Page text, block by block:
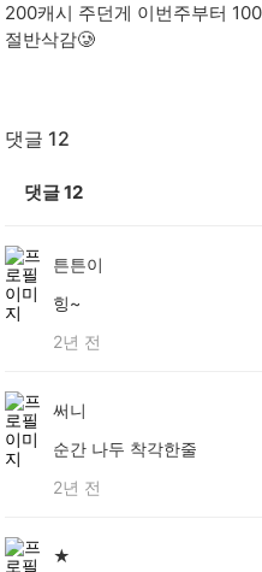
200캐시 주던게 이번주부터
절반삭감🥲
댓글 12
댓글12
튼튼이
힝~
2년 전
써니
순간 나두 착각한줄
2년 전
★